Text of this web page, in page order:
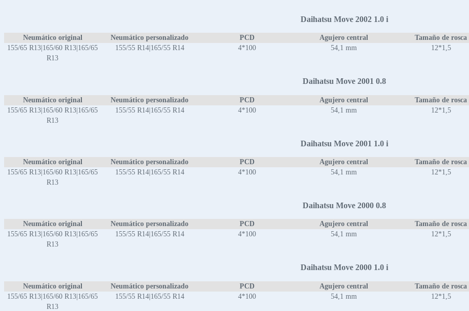
Daihatsu Move 2002 1.0 i
Neumático original Neumático personalizado PCD Agujero central Tamaño de rosca
155/65 R13|165/60 R13|165/65
R13
155/55 R14|165/55 R14 4*100 54,1 mm 12*1,5
Daihatsu Move 2001 0.8
Neumático original Neumático personalizado PCD Agujero central Tamaño de rosca
155/65 R13|165/60 R13|165/65
R13
155/55 R14|165/55 R14 4*100 54,1 mm 12*1,5
Daihatsu Move 2001 1.0 i
Neumático original Neumático personalizado PCD Agujero central Tamaño de rosca
155/65 R13|165/60 R13|165/65
R13
155/55 R14|165/55 R14 4*100 54,1 mm 12*1,5
Daihatsu Move 2000 0.8
Neumático original Neumático personalizado PCD Agujero central Tamaño de rosca
155/65 R13|165/60 R13|165/65
R13
155/55 R14|165/55 R14 4*100 54,1 mm 12*1,5
Daihatsu Move 2000 1.0 i
Neumático original Neumático personalizado PCD Agujero central Tamaño de rosca
155/65 R13|165/60 R13|165/65
R13
155/55 R14|165/55 R14 4*100 54,1 mm 12*1,5